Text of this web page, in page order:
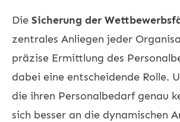
Die Sicherung der
zentrales Anliegen jeder
präzise Ermittlung des
dabei eine entscheidende Rolle.
die ihren Personalbedarf genau
sich besser an die dynamischen